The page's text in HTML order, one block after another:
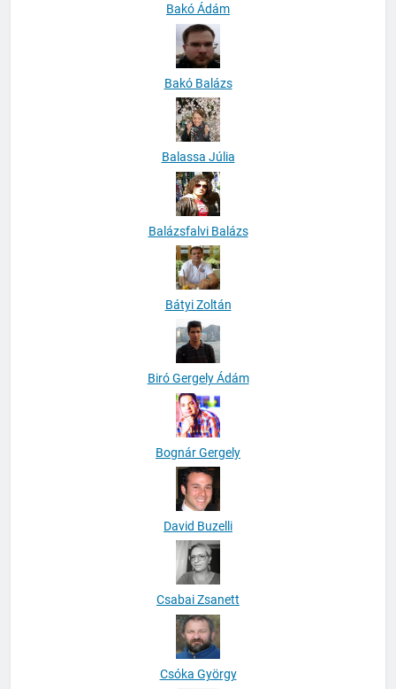
Bakó Ádám
Bakó Balázs
Balassa Júlia
Balázsfalvi Balázs
Bátyi Zoltán
Biró Gergely Ádám
Bognár Gergely
David Buzelli
Csabai Zsanett
Csóka György